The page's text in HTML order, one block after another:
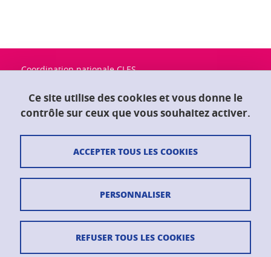
Coordination nationale CLES
Maison du doctorat "Jean Kuntzmann"
CS 40700
38058 Grenoble Cedex 9
Plan du site
Données personnelles
Ce site utilise des cookies et vous donne le
contrôle sur ceux que vous souhaitez activer.
ACCEPTER TOUS LES COOKIES
REFUSER TOUS LES COOKIES
PERSONNALISER